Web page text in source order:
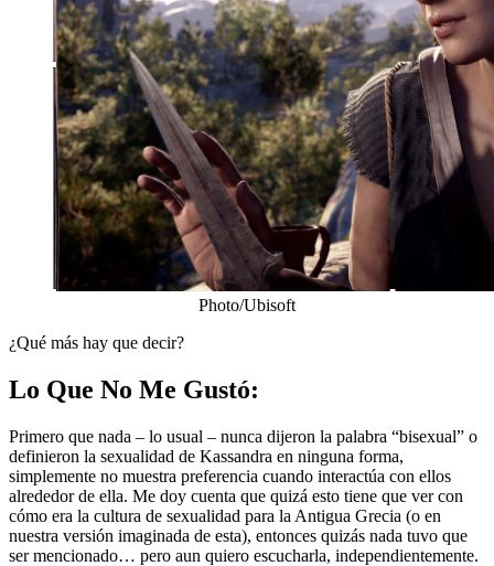
Photo/Ubisoft
¿Qué más hay que decir?
Lo Que No Me Gustó:
Primero que nada – lo usual – nunca dijeron la palabra “bisexual” o
definieron la sexualidad de Kassandra en ninguna forma,
simplemente no muestra preferencia cuando interactúa con ellos
alrededor de ella. Me doy cuenta que quizá esto tiene que ver con
cómo era la cultura de sexualidad para la Antigua Grecia (o en
nuestra versión imaginada de esta), entonces quizás nada tuvo que
ser mencionado… pero aun quiero escucharla, independientemente.